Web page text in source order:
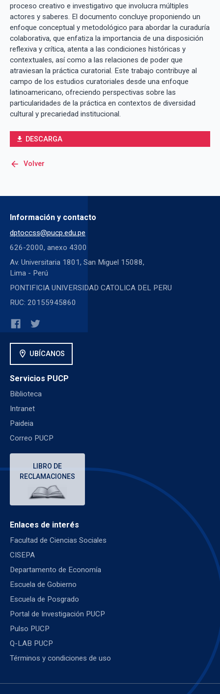
proceso creativo e investigativo que involucra múltiples
actores y saberes. El documento concluye proponiendo un
enfoque conceptual y metodológico para abordar la curaduría
colaborativa, que enfatiza la importancia de una disposición
reflexiva y crítica, atenta a las condiciones históricas y
contextuales, así como a las relaciones de poder que
atraviesan la práctica curatorial. Este trabajo contribuye al
campo de los estudios curatoriales desde una enfoque
latinoamericano, ofreciendo perspectivas sobre las
particularidades de la práctica en contextos de diversidad
cultural y precariedad institucional.
file_download DESCARGA
arrow_back Volver
Información y contacto
dptoccss@pucp.edu.pe
626-2000, anexo 4300
Av. Universitaria 1801, San Miguel 15088,
Lima - Perú
PONTIFICIA UNIVERSIDAD CATOLICA DEL PERU
RUC: 20155945860
location_on UBÍCANOS
Servicios PUCP
Biblioteca
Intranet
Paideia
Correo PUCP
LIBRO DE
RECLAMACIONES
Enlaces de interés
Facultad de Ciencias Sociales
CISEPA
Departamento de Economía
Escuela de Gobierno
Escuela de Posgrado
Portal de Investigación PUCP
Pulso PUCP
Q-LAB PUCP
Términos y condiciones de uso